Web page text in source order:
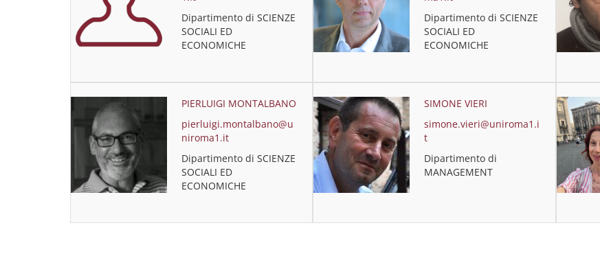
Dipartimento di SCIENZE
SOCIALI ED
ECONOMICHE
Dipartimento di SCIENZE
SOCIALI ED
ECONOMICHE
PIERLUIGI MONTALBANO
pierluigi.montalbano@u
niroma1.it
Dipartimento di SCIENZE
SOCIALI ED
ECONOMICHE
SIMONE VIERI
simone.vieri@uniroma1.i
t
Dipartimento di
MANAGEMENT